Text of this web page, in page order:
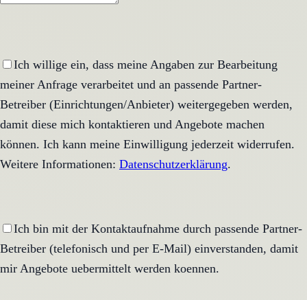
Ich willige ein, dass meine Angaben zur Bearbeitung
meiner Anfrage verarbeitet und an passende Partner-
Betreiber (Einrichtungen/Anbieter) weitergegeben werden,
damit diese mich kontaktieren und Angebote machen
können. Ich kann meine Einwilligung jederzeit widerrufen.
Weitere Informationen: Datenschutzerklärung.
Ich bin mit der Kontaktaufnahme durch passende Partner-
Betreiber (telefonisch und per E-Mail) einverstanden, damit
mir Angebote uebermittelt werden koennen.